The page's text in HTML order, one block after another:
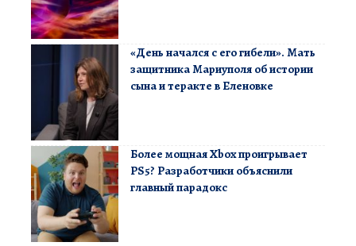
«День начался с его гибели». Мать
защитника Мариуполя об истории
сына и теракте в Еленовке
Более мощная Xbox проигрывает
PS5? Разработчики объяснили
главный парадокс